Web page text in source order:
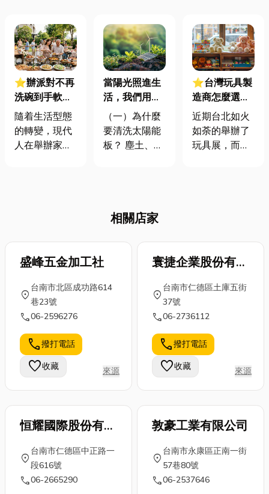
⭐辦派對不再
洗碗到手軟！
高雄家庭外燴
超方便，外燴
常見形式與籌
隨着生活型態
的轉變，現代
人在舉辦家族
服務」處理。
這不僅能免去
下廚與事後收
拾的負擔，更
能將家裡或指
定場地打造出
媲美餐廳的用
餐氛圍。然
而，市面上的
個人與家庭外
燴...
當陽光照進生
活，我們用科
技把它化為更
乾淨的能量
（一）為什麼
要清洗太陽能
板？ 塵土、鳥
元件，使發電
降。再加上日
曬雨淋與熱脹
髒污的堆積物
僅降低效率，
也縮短了太陽
能板的使用壽
命。傳統的人
工清洗方式，
需要在烈日下
拉...
⭐台灣玩具製
造商怎麼選？
掌握玩具生
產、代工流程
與成本，讓你
近期台北如火
如荼的舉辦了
玩具展，而你
於每一位玩具
設計師而言，
造之間的鴻
具挑戰性的一
步。想要在競
爭激烈的市場
中脫穎而出，
不僅要有引人
注目的IP 概...
相關店家
盛峰五金加工社
location_on
台南市北區成功路614
巷23號
call06-2596276
call撥打電話
favorite收藏 來源
寰捷企業股份有限
公司
location_on
台南市仁德區土庫五街
37號
call06-2736112
call撥打電話
favorite收藏 來源
恒耀國際股份有限
公司
location_on
台南市仁德區中正路一
段616號
call06-2665290
敦豪工業有限公司
location_on
台南市永康區正南一街
57巷80號
call06-2537646